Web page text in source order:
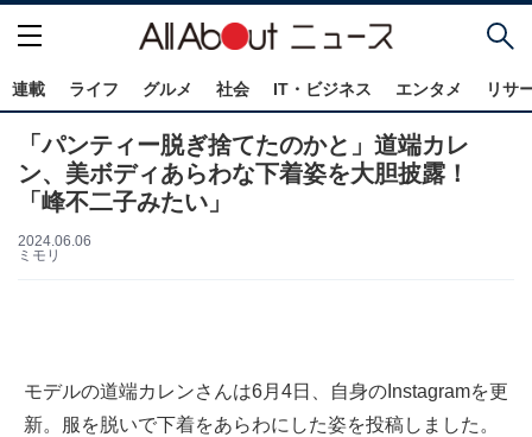
連載 ライフ グルメ 社会 IT・ビジネス エンタメ リサ
「パンティー脱ぎ捨てたのかと」道端カレ
ン、美ボディあらわな下着姿を大胆披露！
「峰不二子みたい」
2024.06.06
ミモリ
モデルの道端カレンさんは6月4日、自身のInstagramを更
新。服を脱いで下着をあらわにした姿を投稿しました。